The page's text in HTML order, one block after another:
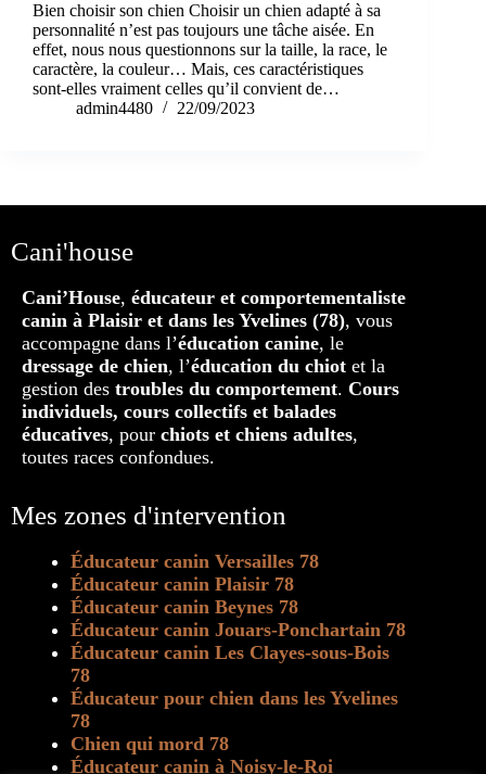
Bien choisir son chien Choisir un chien adapté à sa
personnalité n’est pas toujours une tâche aisée. En
effet, nous nous questionnons sur la taille, la race, le
caractère, la couleur… Mais, ces caractéristiques
sont-elles vraiment celles qu’il convient de…
admin4480
22/09/2023
Cani'house
Cani’House, éducateur et comportementaliste
canin à Plaisir et dans les Yvelines (78), vous
accompagne dans l’éducation canine, le
dressage de chien, l’éducation du chiot et la
gestion des troubles du comportement. Cours
individuels, cours collectifs et balades
éducatives, pour chiots et chiens adultes,
toutes races confondues.
Mes zones d'intervention
Éducateur canin Versailles 78
Éducateur canin Plaisir 78
Éducateur canin Beynes 78
Éducateur canin Jouars-Ponchartain 78
Éducateur canin Les Clayes-sous-Bois
78
Éducateur pour chien dans les Yvelines
78
Chien qui mord 78
Éducateur canin à Noisy-le-Roi